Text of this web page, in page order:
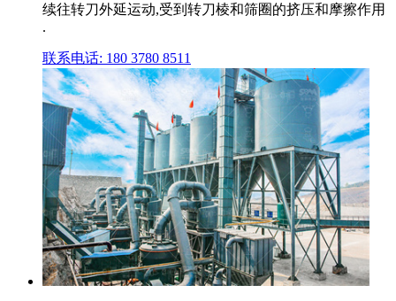
续往转刀外延运动,受到转刀棱和筛圈的挤压和摩擦作用
.
联系电话: 180 3780 8511